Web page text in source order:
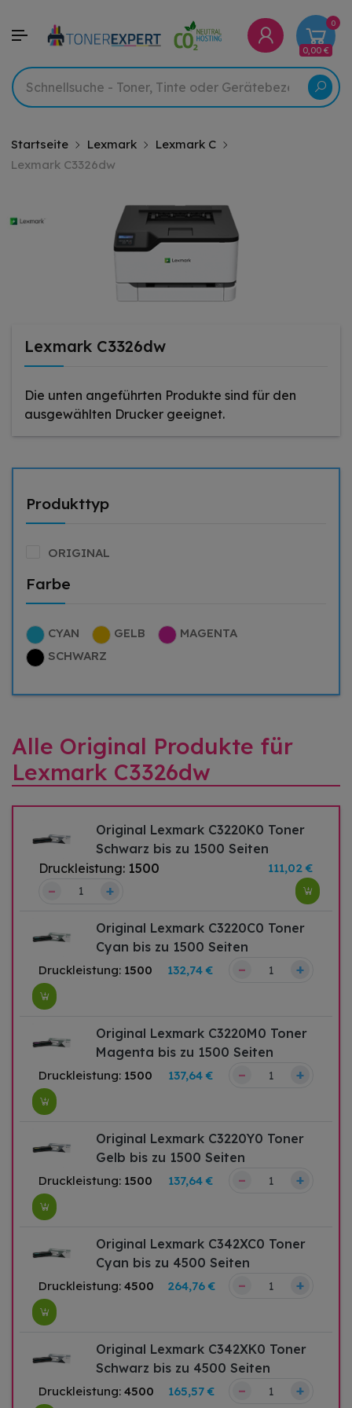
0
0,00 €
Startseite Lexmark
Lexmark C
Lexmark C3326dw
Lexmark C3326dw
Die unten angeführten Produkte sind für den
ausgewählten Drucker geeignet.
Produkttyp
ORIGINAL
Farbe
CYAN GELB
MAGENTA
SCHWARZ
Alle Original Produkte für
Lexmark C3326dw
Original Lexmark C3220K0 Toner
Schwarz bis zu 1500 Seiten
Druckleistung: 1500 111,02 €
– +
Original Lexmark C3220C0 Toner
Cyan bis zu 1500 Seiten
Druckleistung: 1500 132,74 € – +
Original Lexmark C3220M0 Toner
Magenta bis zu 1500 Seiten
Druckleistung: 1500 137,64 € – +
Original Lexmark C3220Y0 Toner
Gelb bis zu 1500 Seiten
Druckleistung: 1500 137,64 € – +
Original Lexmark C342XC0 Toner
Cyan bis zu 4500 Seiten
Druckleistung: 4500 264,76 € – +
Original Lexmark C342XK0 Toner
Schwarz bis zu 4500 Seiten
Druckleistung: 4500 165,57 € – +